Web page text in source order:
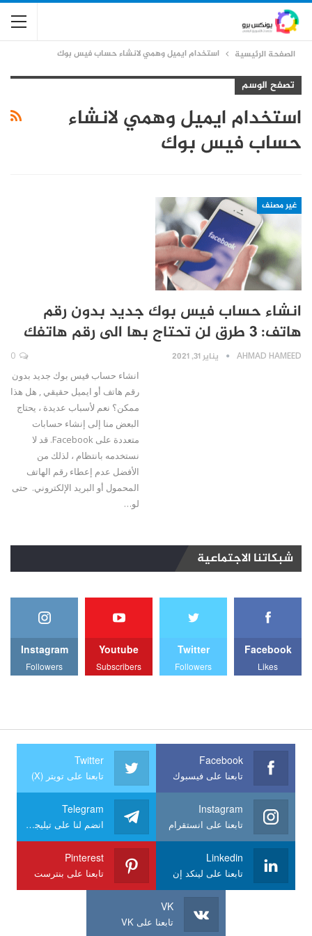
الصفحة الرئيسية استخدام ايميل وهمي لانشاء حساب فيس بوك
تصفح الوسم
استخدام ايميل وهمي لانشاء
حساب فيس بوك
غير مصنف
انشاء حساب فيس بوك جديد بدون رقم
هاتف: 3 طرق لن تحتاج بها الى رقم هاتفك
AHMAD HAMEED يناير 31, 2021
انشاء حساب فيس بوك جديد بدون
رقم هاتف أو ايميل حقيقي , هل هذا
ممكن؟ نعم لأسباب عديدة ، يحتاج
البعض منا إلى إنشاء حسابات
متعددة على Facebook. قد لا
نستخدمه بانتظام ، لذلك من
الأفضل عدم إعطاء رقم الهاتف
المحمول أو البريد الإلكتروني. حتى
لو…
شبكاتنا الاجتماعية
Facebook
Likes
Twitter
Followers
Youtube
Subscribers
Instagram
Followers
Facebook
تابعنا على فيسبوك
Twitter
تابعنا على تويتر (X)
Instagram
تابعنا على انستقرام
Telegram
انضم لنا على تيليجرام
Linkedin
تابعنا على لينكد إن
Pinterest
تابعنا على بنترست
VK
تابعنا على VK